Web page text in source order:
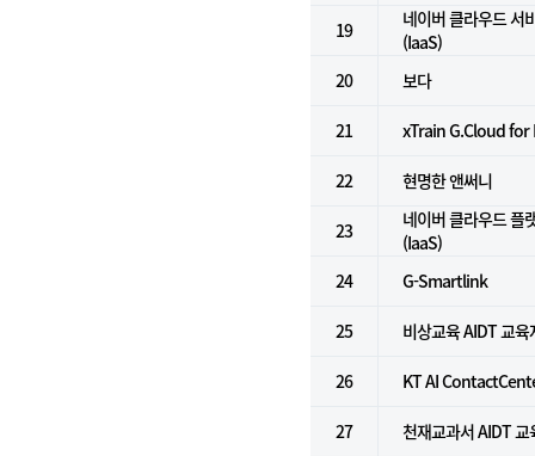
19
네이버 클라우드 서
(IaaS)
20
보다
21 xTrain G.Cloud for
22 현명한 앤써니
23
네이버 클라우드 플
(IaaS)
24
G-Smartlink
25 비상교육 AIDT 교육
26 KT AI
27 천재교과서 AIDT 교